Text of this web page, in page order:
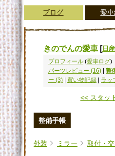
ブログ 愛
きのでんの愛車 [ 日
プロフィール (愛車ログ)
パーツレビュー (16)
整
ー (3)
買い物記録 ラッ
<< スタッ
整備手帳
外装 ミラー 取付・